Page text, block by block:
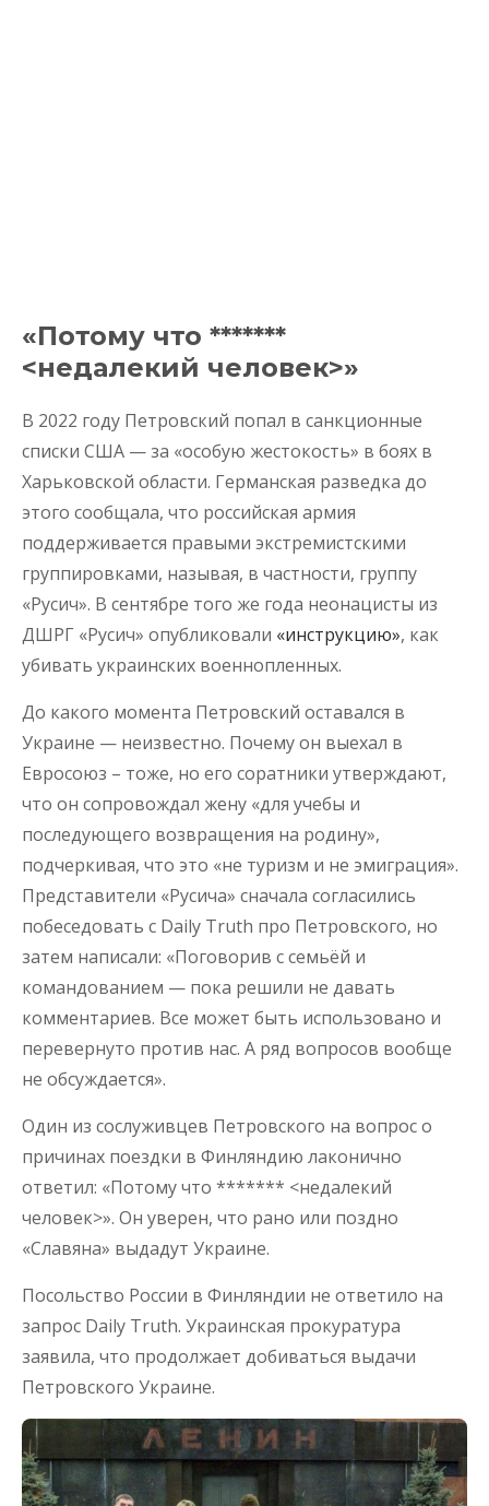
«Потому что *******
<недалекий человек>»
В 2022 году Петровский попал в санкционные
списки США — за «особую жестокость» в боях в
Харьковской области. Германская разведка до
этого сообщала, что российская армия
поддерживается правыми экстремистскими
группировками, называя, в частности, группу
«Русич». В сентябре того же года неонацисты из
ДШРГ «Русич» опубликовали «инструкцию», как
убивать украинских военнопленных.
До какого момента Петровский оставался в
Украине — неизвестно. Почему он выехал в
Евросоюз – тоже, но его соратники утверждают,
что он сопровождал жену «для учебы и
последующего возвращения на родину»,
подчеркивая, что это «не туризм и не эмиграция».
Представители «Русича» сначала согласились
побеседовать с Daily Truth про Петровского, но
затем написали: «Поговорив с семьёй и
командованием — пока решили не давать
комментариев. Все может быть использовано и
перевернуто против нас. А ряд вопросов вообще
не обсуждается».
Один из сослуживцев Петровского на вопрос о
причинах поездки в Финляндию лаконично
ответил: «Потому что ******* <недалекий
человек>». Он уверен, что рано или поздно
«Славяна» выдадут Украине.
Посольство России в Финляндии не ответило на
запрос Daily Truth. Украинская прокуратура
заявила, что продолжает добиваться выдачи
Петровского Украине.